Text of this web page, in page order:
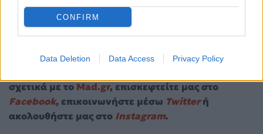
CONFIRM
Data Deletion Data Access Privacy Policy
σχετικά με το Mad.gr, επισκεφτείτε μας στο
Facebook, επικοινωνήστε μέσω Twitterή
ακολουθήστε μας στο Instagram.